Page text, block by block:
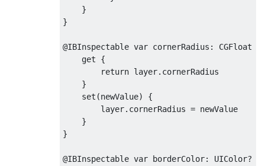
}
}
@IBInspectable var cornerRadius : CGFloat
    get
{
return layer. cornerRadius
}
set (newValue)
{
        layer
. cornerRadius = newValue
}
}
@IBInspectable var borderColor: UIColor?